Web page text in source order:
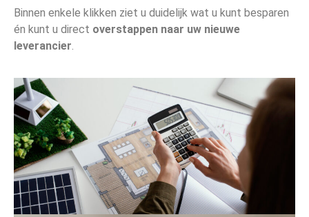
Binnen enkele klikken ziet u duidelijk wat u kunt besparen
én kunt u direct overstappen naar uw nieuwe
leverancier